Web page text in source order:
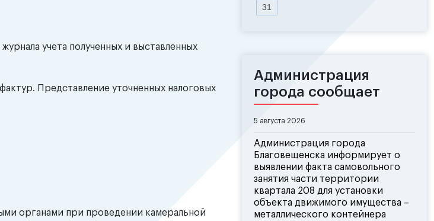
учета полученных и выставленных
Представление уточненных налоговых
органами при проведении камеральной
31
Администрация
города сообщает
5 августа 2026
Администрация города
Благовещенска информирует о
выявлении факта самовольного
занятия части территории
квартала 208 для установки
объекта движимого имущества –
металлического контейнера